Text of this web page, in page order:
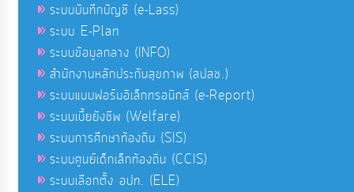
ระบบบันทึกบัญชี (e-Lass)
ระบบ E-Plan
ระบบข้อมูลกลาง (INFO)
สำนักงานหลักประกันสุขภาพ (สปสช.)
ระบบแบบฟอร์มอิเล็กทรอนิกส์ (e-Report)
ระบบเบี้ยยังชีพ (Welfare)
ระบบการศึกษาท้องถิ่น (SIS)
ระบบศูนย์เด็กเล็กท้องถิ่น (CCIS)
ระบบเลือกตั้ง อปท. (ELE)